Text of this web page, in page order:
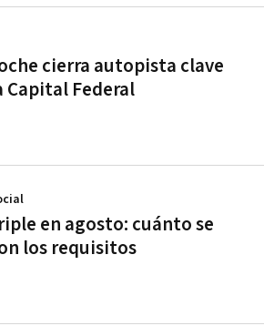
cierra autopista clave
Capital Federal
en agosto: cuánto se
los requisitos